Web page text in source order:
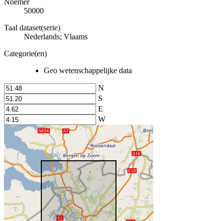
50000
Taal dataset(serie)
Nederlands; Vlaams
Categorie(en)
Geo wetenschappelijke data
N
S
E
W